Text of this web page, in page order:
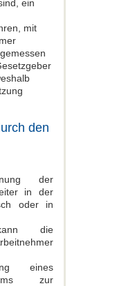
ein
mit
den
der
in der
oder in
die
eines
zur